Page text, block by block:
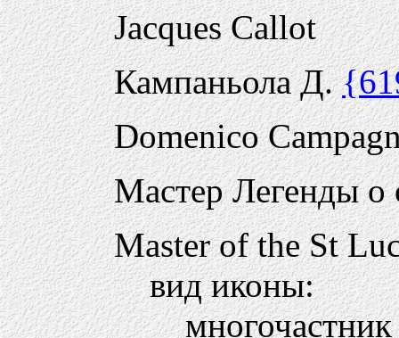
Jacques Callot
Кампаньола Д.
Domenico
Мастер Легенды о
Master of the St
вид иконы: